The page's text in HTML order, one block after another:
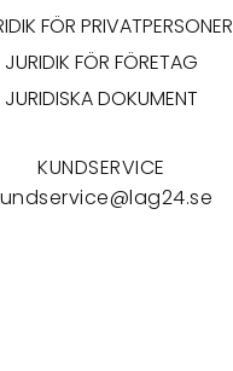
FÖR PRIVATPERSONER
JURIDIK FÖR FÖRETAG
JURIDISKA DOKUMENT
KUNDSERVICE